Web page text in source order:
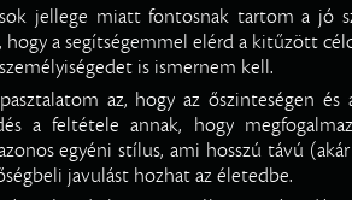
jellege miatt fontosnak tartom a jó
hogy a segítségemmel elérd a kitűzött
is ismernem kell.
az, hogy az őszinteségen
a feltétele annak, hogy
egyéni stílus, ami hosszú távú
javulást hozhat az életedbe.